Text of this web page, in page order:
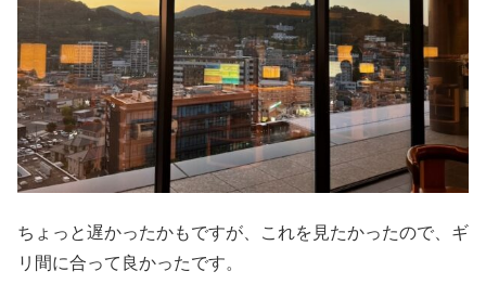
ちょっと遅かったかもですが、これを見たかったので、ギ
リ間に合って良かったです。